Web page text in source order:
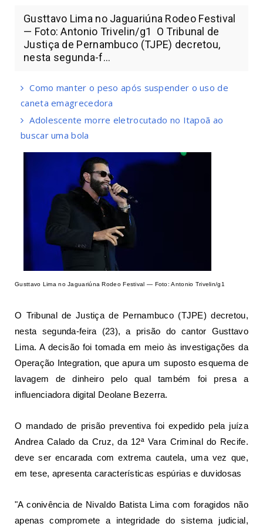
Gusttavo Lima no Jaguariúna Rodeo Festival
— Foto: Antonio Trivelin/g1 O Tribunal de
Justiça de Pernambuco (TJPE) decretou,
nesta segunda-f...
Como manter o peso após suspender o uso de
caneta emagrecedora
Adolescente morre eletrocutado no Itapoã ao
buscar uma bola
Gusttavo Lima no Jaguariúna Rodeo Festival — Foto: Antonio Trivelin/g1
O Tribunal de Justiça de Pernambuco (TJPE) decretou,
nesta segunda-feira (23), a prisão do cantor Gusttavo
Lima. A decisão foi tomada em meio às investigações da
Operação Integration, que apura um suposto esquema de
lavagem de dinheiropelo qual também foi presa a
influenciadora digital Deolane Bezerra.
O mandado de prisão preventiva foi expedido pela juíza
Andrea Calado da Cruz, da 12ª Vara Criminal do Recife.
deve ser encarada com extrema cautela, uma vez que,
em tese, apresenta características espúrias e duvidosas
"A conivência de Nivaldo Batista Lima com foragidos não
apenas compromete a integridade do sistema judicial,